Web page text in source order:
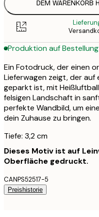
DEM WARENKORB
Produktion auf Bestellung
Ein Fotodruck, der einen
Lieferwagen zeigt, der auf
geparkt ist, mit
felsigen Landschaft in
perfekte Wandbild, um
dein Zuhause zu bringen.
Tiefe: 3,2 cm
Dieses Motiv ist auf
Oberfläche gedruckt.
CANPS52517-5
Preishistorie